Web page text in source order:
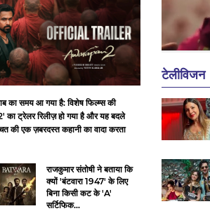
का समय आ गया है: विशेष फिल्म्स की
का ट्रेलर रिलीज़ हो गया है और यह बदले
की एक ज़बरदस्त कहानी का वादा करता
राजकुमार संतोषी ने बताया कि
क्यों 'बंटवारा 1947' के लिए
बिना किसी कट के 'A'
सर्टिफिक...
टेलीविजन